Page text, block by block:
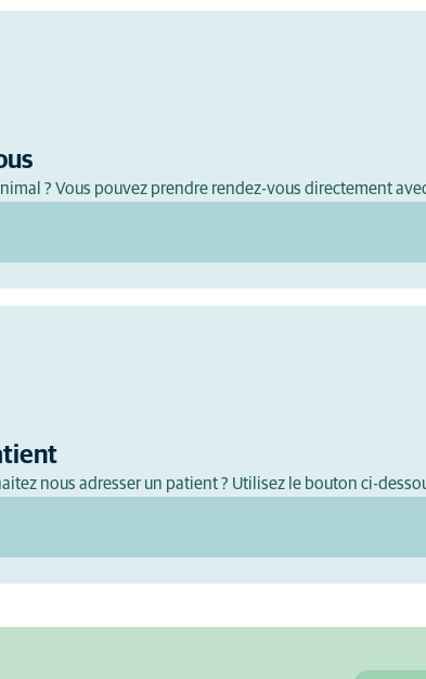
? Vous pouvez prendre rendez-vous directement
nous adresser un patient ? Utilisez le bouton ci-